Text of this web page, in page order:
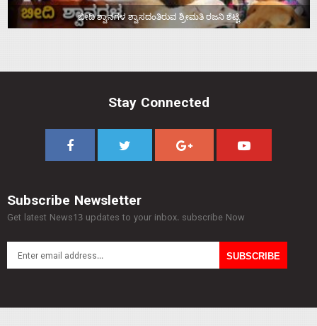
ಬೀದಿ ಶ್ವಾನಗಳ ಶ್ವಾಸದಂತಿರುವ ಶ್ರೀಮತಿ ರಜನಿ ಶೆಟ್ಟಿ
Stay Connected
Subscribe Newsletter
Get latest News13 updates to your inbox. subscribe Now